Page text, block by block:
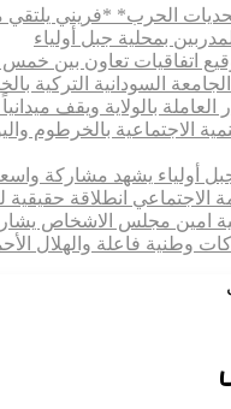
الحرب* *فريني
اتفاقيات تعاون بين
التركية بالخرطوم 2. وزيرا
بالولاية ويقف
الاجتماعية بالخرطوم
بجبل أولياء يشهد مشاركة
الاجتماعي انطلاقة حقيقية
امين مجلس الاشخاص
وطنية فاعلة والهلال